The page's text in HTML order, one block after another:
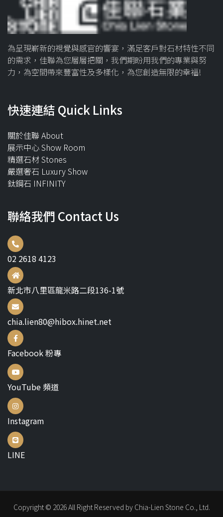
為呈現嶄新的視覺與感官的響宴，滿足客戶對石材特性不同
的需求，佳聯為您層層把關，我們期盼用我們的專業與努
力，為空間帶來豐富性及多樣化，為您創造無限的幸福!
快速連結 Quick Links
關於佳聯 About
展示中心 Show Room
精選石材 Stones
嚴選奢石 Luxury Show
鈦鋼石 INFINITY
聯絡我們 Contact Us
02 2618 4123
新北市八里區龍米路二段136-1號
chia.lien80@hibox.hinet.net
Facebook 粉專
YouTube 頻道
Instagram
LINE
Copyright © 2026 All Right Reserved by Chia-Lien Stone Co., Ltd.